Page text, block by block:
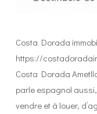
Costa Dorada
https://
Costa Dorada
parle espagnol
vendre et à louer,